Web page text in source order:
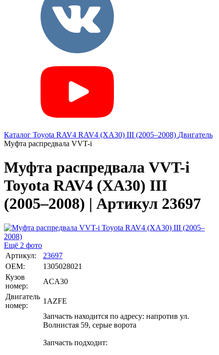
Каталог Toyota RAV4 RAV4 (XA30) III (2005–2008) Двигатель
Муфта распредвала VVT-i
Муфта распредвала VVT-i
Toyota RAV4 (XA30) III
(2005–2008) | Артикул 23697
Ещё 2 фото
Артикул:
23697
OEM:
1305028021
Кузов
номер:
ACA30
Двигатель
номер:
1AZFE
Запчасть находится по адресу: напротив ул.
Волнистая 59, серые ворота
Запчасть подходит: